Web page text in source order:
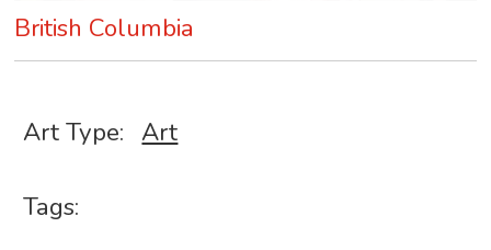
British Columbia
Art Type: Art
Tags: